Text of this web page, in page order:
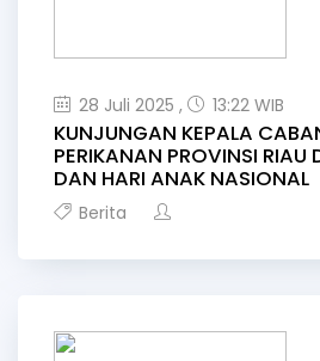
28 Juli 2025 , 13:22 WIB
KUNJUNGAN KEPALA
PERIKANAN PROVINSI
DAN HARI ANAK NASIONAL
Berita